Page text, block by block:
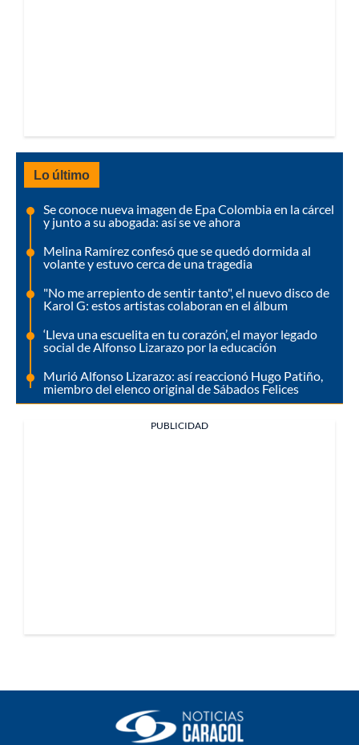
Lo último
Se conoce nueva imagen de Epa Colombia en la cárcel
y junto a su abogada: así se ve ahora
Melina Ramírez confesó que se quedó dormida al
volante y estuvo cerca de una tragedia
"No me arrepiento de sentir tanto", el nuevo disco de
Karol G: estos artistas colaboran en el álbum
‘Lleva una escuelita en tu corazón’, el mayor legado
social de Alfonso Lizarazo por la educación
Murió Alfonso Lizarazo: así reaccionó Hugo Patiño,
miembro del elenco original de Sábados Felices
PUBLICIDAD